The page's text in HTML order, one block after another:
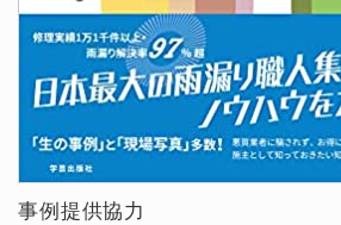
事例提供協力